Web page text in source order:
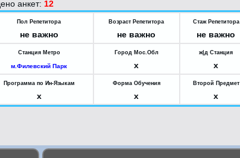
анкет: 12
Пол Репетитора
не важно
Возраст Репетитора
не важно
Стаж Репетитора
не важно
Станция Метро
м.Филевский Парк
Город Мос.Обл
x
ж|д Станция
x
Программа по Ин-Языкам
x
Форма Обучения
x
Второй Предмет
x